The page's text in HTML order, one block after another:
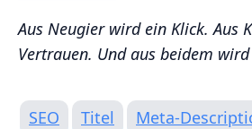
Aus Neugier wird ein Klick. Aus
Vertrauen. Und aus beidem
SEO Titel Meta-